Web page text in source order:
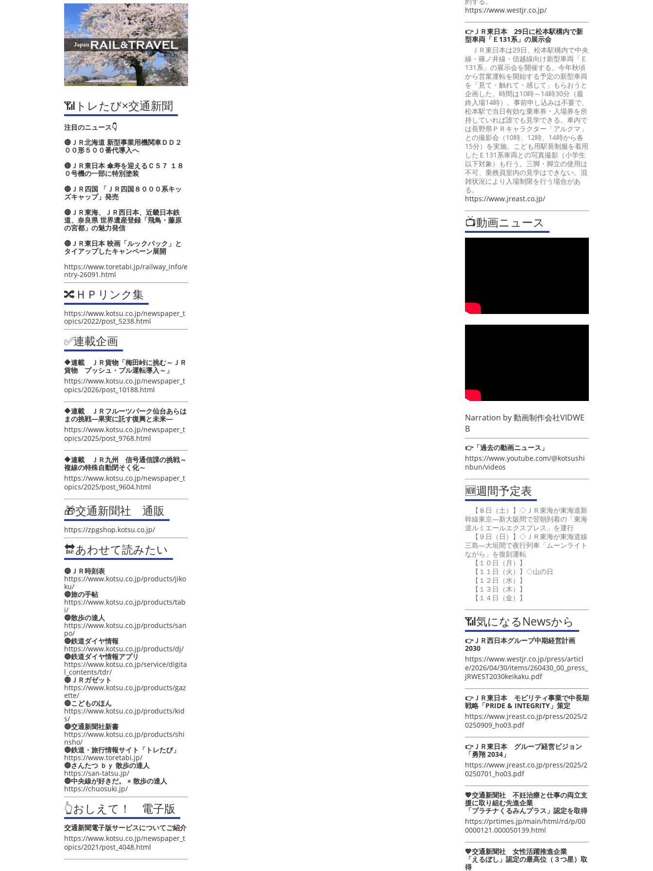
📶トレたび×交通新聞
注目のニュース👇
🔴ＪＲ北海道 新型事業用機関車ＤＤ２
００形５００番代導入へ
🔴ＪＲ東日本 傘寿を迎えるＣ５７ １８
０号機の一部に特別塗装
🔴ＪＲ四国 「ＪＲ四国８０００系キッ
ズキャップ」発売
🔴ＪＲ東海、ＪＲ西日本、近畿日本鉄
道、奈良県 世界遺産登録「飛鳥・藤原
の宮都」の魅力発信
🔴ＪＲ東日本 映画「ルックバック」と
タイアップしたキャンペーン展開
https://www.toretabi.jp/railway_info/e
ntry-26091.html
🔀ＨＰリンク集
https://www.kotsu.co.jp/newspaper_t
opics/2022/post_5238.html
✅連載企画
🔶連載 ＪＲ貨物「梅田峠に挑む～ＪＲ
貨物 プッシュ・プル運転導入～」
https://www.kotsu.co.jp/newspaper_t
opics/2026/post_10188.html
🔶連載 ＪＲフルーツパーク仙台あらは
まの挑戦―果実に託す復興と未来―
https://www.kotsu.co.jp/newspaper_t
opics/2025/post_9768.html
🔶連載 ＪＲ九州 信号通信課の挑戦～
複線の特殊自動閉そく化～
https://www.kotsu.co.jp/newspaper_t
opics/2025/post_9604.html
🎁交通新聞社 通販
https://zpgshop.kotsu.co.jp/
🔛あわせて読みたい
🔵ＪＲ時刻表
https://www.kotsu.co.jp/products/jiko
ku/
🔵旅の手帖
https://www.kotsu.co.jp/products/tab
i/
🔵散歩の達人
https://www.kotsu.co.jp/products/san
po/
🔵鉄道ダイヤ情報
https://www.kotsu.co.jp/products/dj/
🔵鉄道ダイヤ情報アプリ
https://www.kotsu.co.jp/service/digita
l_contents/tdr/
🔵ＪＲガゼット
https://www.kotsu.co.jp/products/gaz
ette/
🔵こどものほん
https://www.kotsu.co.jp/products/kid
s/
🔵交通新聞社新書
https://www.kotsu.co.jp/products/shi
nsho/
🔵鉄道・旅行情報サイト「トレたび」
https://www.toretabi.jp/
🔵さんたつ ｂｙ 散歩の達人
https://san-tatsu.jp/
🔵中央線が好きだ。 × 散歩の達人
https://chuosuki.jp/
👆おしえて！ 電子版
交通新聞電子版サービスについてご紹介
https://www.kotsu.co.jp/newspaper_t
opics/2021/post_4048.html
https://www.westjr.co.jp/
👉ＪＲ東日本 29日に松本駅構内で新
型車両「Ｅ131系」の展示会
ＪＲ東日本は29日、松本駅構内で中央
線・篠ノ井線・信越線向け新型車両「Ｅ
131系」の展示会を開催する。今年秋頃
から営業運転を開始する予定の新型車両
を「見て・触れて・感じて」もらおうと
企画した。時間は10時～14時30分（最
終入場14時）。事前申し込みは不要で、
松本駅で当日有効な乗車券・入場券を所
持していれば誰でも見学できる。車内で
は長野県ＰＲキャラクター「アルクマ」
との撮影会（10時、12時、14時から各
15分）を実施。こども用駅長制服を着用
したＥ131系車両との写真撮影（小学生
以下対象）も行う。三脚・脚立の使用は
不可、乗務員室内の見学はできない。混
雑状況により入場制限を行う場合があ
る。
https://www.jreast.co.jp/
📺動画ニュース
Narration by動画制作会社VIDWE
B
👉「過去の動画ニュース」
https://www.youtube.com/@kotsushi
nbun/videos
🆕週間予定表
【８日（土）】◇ＪＲ東海が東海道新
幹線東京―新大阪間で翌朝到着の「東海
道ルミエールエクスプレス」を運行
【９日（日）】◇ＪＲ東海が東海道線
三島―大垣間で夜行列車「ムーンライト
ながら」を復刻運転
【１０日（月）】
【１１日（火）】◇山の日
【１２日（水）】
【１３日（木）】
【１４日（金）】
📶気になるNewsから
👉ＪＲ西日本グループ中期経営計画
2030
https://www.westjr.co.jp/press/articl
e/2026/04/30/items/260430_00_press_
JRWEST2030keikaku.pdf
👉ＪＲ東日本 モビリティ事業で中長期
戦略「PRIDE & INTEGRITY」策定
https://www.jreast.co.jp/press/2025/2
0250909_ho03.pdf
👉ＪＲ東日本 グループ経営ビジョン
「勇翔 2034」
https://www.jreast.co.jp/press/2025/2
0250701_ho03.pdf
💖交通新聞社 不妊治療と仕事の両立支
援に取り組む先進企業
「プラチナくるみんプラス」認定を取得
https://prtimes.jp/main/html/rd/p/00
0000121.000050139.html
💖交通新聞社 女性活躍推進企業
「えるぼし」認定の最高位（３つ星）取
得